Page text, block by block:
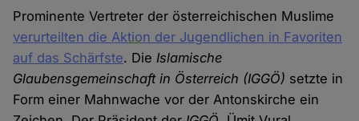
Prominente Vertreter der österreichischen Muslime
verurteilten die Aktion der Jugendlichen in Favoriten
auf das Schärfste. DieIslamische
Glaubensgemeinschaft in Österreich (IGGÖ) setzte in
Form einer Mahnwache vor der Antonskirche ein